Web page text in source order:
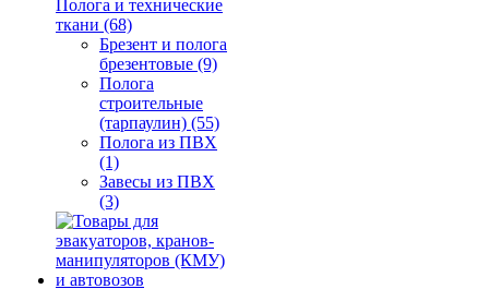
Полога и технические
ткани (68)
Брезент и полога
брезентовые (9)
Полога
строительные
(тарпаулин) (55)
Полога из ПВХ
(1)
Завесы из ПВХ
(3)